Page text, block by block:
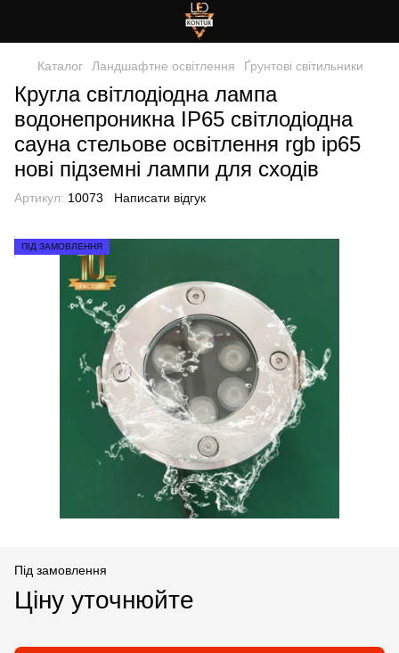
Каталог Ландшафтне освітлення Ґрунтові світильники
Кругла світлодіодна лампа
водонепроникна IP65 світлодіодна
сауна стельове освітлення rgb ip65
нові підземні лампи для сходів
Артикул: 10073 Написати відгук
ПІД ЗАМОВЛЕННЯ
Під замовлення
Ціну уточнюйте